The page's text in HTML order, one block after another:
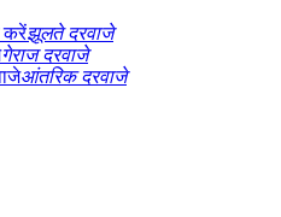
झूलते दरवाजे
गेराज दरवाजे
आंतरिक दरवाजे